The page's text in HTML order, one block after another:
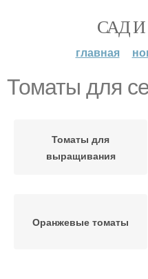
САД
главная
Томаты для
Томаты для
выращивания
Оранжевые томаты